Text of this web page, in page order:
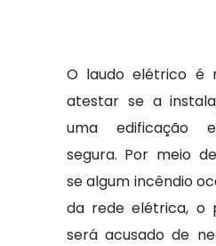
O laudo elétrico é
atestar se a
uma edificação
segura. Por meio
se algum incêndio
da rede elétrica, o
será acusado de